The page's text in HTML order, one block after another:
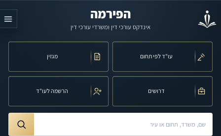
הפירמה
אינדקס עורכי דין ומשרדי עורכי דין
עו"ד לפי תחום מגזין
דרושים הרשמה לעו"ד
חיפוש לפי שם, משרד, תחום משפט או עיר